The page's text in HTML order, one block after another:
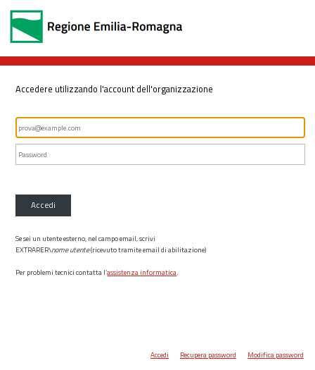
Accedere utilizzando l'account dell'organizzazione
Accedi
Se sei un utente esterno, nel campo email, scrivi
EXTRARER\nome utente(ricevuto tramite email di abilitazione)
Per problemi tecnici contatta l’assistenza informatica.
Accedi Recupera password Modifica password